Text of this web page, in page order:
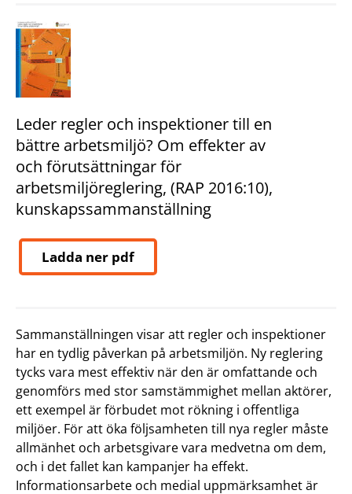
Leder regler och inspektioner till en
bättre arbetsmiljö? Om effekter av
och förutsättningar för
arbetsmiljöreglering, (RAP 2016:10),
kunskapssammanställning
Ladda ner pdf
Sammanställningen visar att regler och inspektioner
har en tydlig påverkan på arbetsmiljön. Ny reglering
tycks vara mest effektiv när den är omfattande och
genomförs med stor samstämmighet mellan aktörer,
ett exempel är förbudet mot rökning i offentliga
miljöer. För att öka följsamheten till nya regler måste
allmänhet och arbetsgivare vara medvetna om dem,
och i det fallet kan kampanjer ha effekt.
Informationsarbete och medial uppmärksamhet är